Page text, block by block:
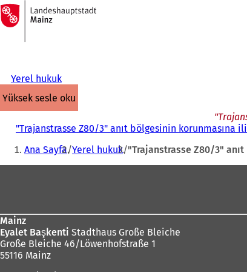
İçeriğe atla
Ana
sayfaya
Yerel hukuk
yüksek sesle oku
"Trajanstrasse Z80/3" anıt bölgesinin korunmasına
Buradasınız:
Ana Sayfa Yerel hukuk "Trajanstrasse Z80/3"
Mainz
Eyalet Başkenti Stadthaus Große Bleiche
Große Bleiche 46/Löwenhofstraße 1
55116 Mainz